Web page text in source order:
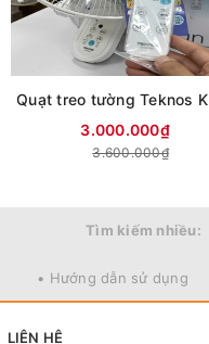
3.000.000₫
3.600.000₫
Tìm kiếm nhiều:
• Hướng dẫn sử dụng
LIÊN HỆ